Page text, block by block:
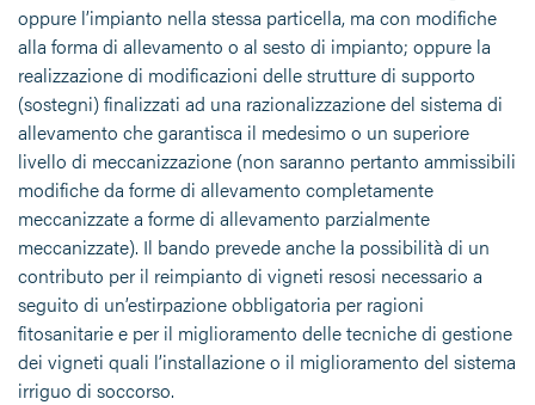
oppure l’impianto nella stessa particella, ma con modifiche
alla forma di allevamento o al sesto di impianto; oppure la
realizzazione di modificazioni delle strutture di supporto
(sostegni) finalizzati ad una razionalizzazione del sistema di
allevamento che garantisca il medesimo o un superiore
livello di meccanizzazione (non saranno pertanto ammissibili
modifiche da forme di allevamento completamente
meccanizzate a forme di allevamento parzialmente
meccanizzate). Il bando prevede anche la possibilità di un
contributo per il reimpianto di vigneti resosi necessario a
seguito di un’estirpazione obbligatoria per ragioni
fitosanitarie e per il miglioramento delle tecniche di gestione
dei vigneti quali l’installazione o il miglioramento del sistema
irriguo di soccorso.